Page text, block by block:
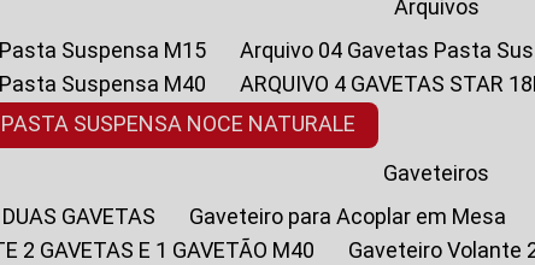
Arquivos
Pasta Suspensa M15
Arquivo 04 Gavetas Pasta
Suspensa M40
ARQUIVO 4 GAVETAS STAR
PASTA SUSPENSA NOCE NATURALE
Gaveteiros
DUAS GAVETAS
Gaveteiro para Acoplar em Mesa
2 GAVETAS E 1 GAVETÃO M40
Gaveteiro